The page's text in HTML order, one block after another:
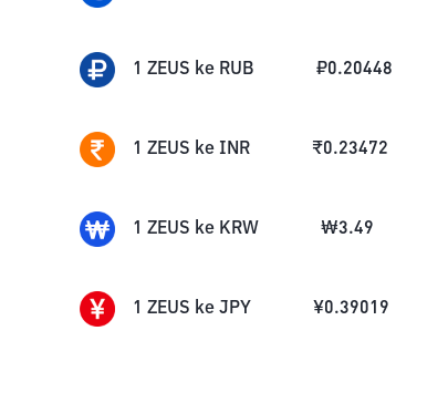
1 ZEUS ke RUB ₽0.20448
1 ZEUS ke INR ₹0.23472
1 ZEUS ke KRW ₩3.49
1 ZEUS ke JPY ¥0.39019